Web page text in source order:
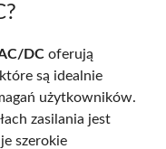
DC oferują
są idealnie
użytkowników.
zasilania jest
szerokie